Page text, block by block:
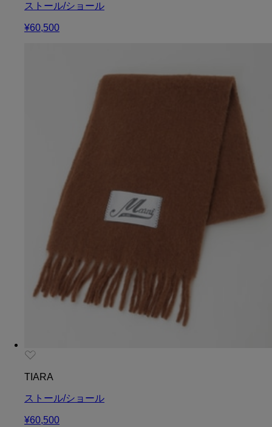
ストール/ショール
¥60,500
TIARA
ストール/ショール
¥60,500